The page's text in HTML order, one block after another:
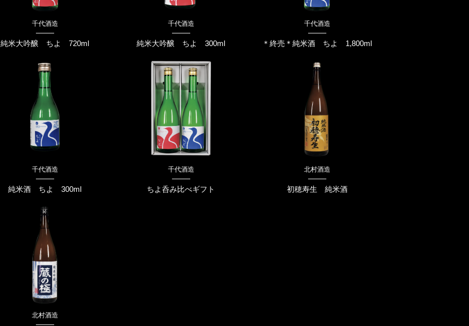
千代酒造
純米大吟醸 ちよ 720ml
千代酒造
純米大吟醸 ちよ 300ml
千代酒造
＊終売＊純米酒 ちよ 1,800ml
千代酒造
純米酒 ちよ 300ml
千代酒造
ちよ呑み比べギフト
北村酒造
初穂寿生 純米酒
北村酒造